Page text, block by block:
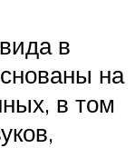
в
на
в том